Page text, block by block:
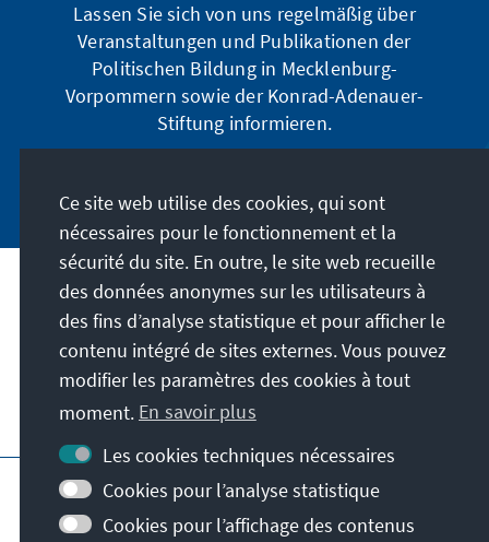
Lassen Sie sich von uns regelmäßig über
Veranstaltungen und Publikationen der
Politischen Bildung in Mecklenburg-
Vorpommern sowie der Konrad-Adenauer-
Stiftung informieren.
Adresse
Contact
Visitez aussi
Page principale de la KAS
Impressum
Protection des données
Conditions d'utilisation
Ce site web utilise des cookies, qui sont
nécessaires pour le fonctionnement et la
sécurité du site. En outre, le site web recueille
des données anonymes sur les utilisateurs à
des fins d’analyse statistique et pour afficher le
contenu intégré de sites externes. Vous pouvez
modifier les paramètres des cookies à tout
moment. En savoir plus
Les cookies techniques nécessaires
Cookies pour l’analyse statistique
Cookies pour l’affichage des contenus